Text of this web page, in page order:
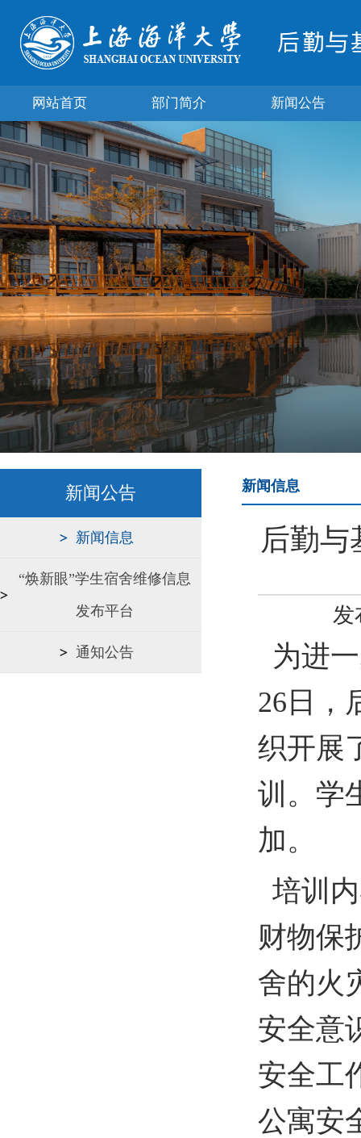
网站首页 部门简介 新闻公告
新闻公告
新闻信息
“焕新眼”学生宿舍维修信息
发布平台
通知公告
新闻信息
后勤与
发
为进
26日，
织开展
训。学
加。
培训
财物保
舍的火
安全意
安全工
公寓安